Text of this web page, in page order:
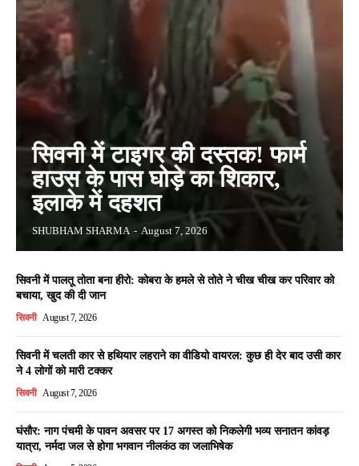
सिवनी में टाइगर की दस्तक! फार्म
हाउस के पास घोड़े का शिकार,
इलाके में दहशत
SHUBHAM SHARMA - August 7, 2026
सिवनी में पालतू तोता बना हीरो: कोबरा के हमले से तोते ने चीख चीख कर परिवार को
बचाया, खुद की दी जान
सिवनी August 7, 2026
सिवनी में चलती कार से हथियार लहराने का वीडियो वायरल: कुछ ही देर बाद उसी कार
ने 4 लोगों को मारी टक्कर
सिवनी August 7, 2026
घंसौर: नाग पंचमी के पावन अवसर पर 17 अगस्त को निकलेगी भव्य सनातन कांवड़
यात्रा, नर्मदा जल से होगा भगवान नीलकंठ का जलाभिषेक